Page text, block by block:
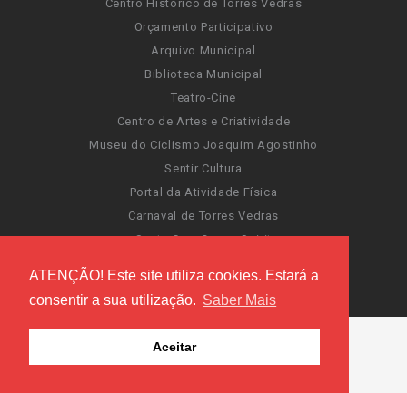
ATENÇÃO! Este site utiliza cookies. Estará a
consentir a sua utilização. Saber Mais
Aceitar
Centro Histórico de Torres Vedras
Orçamento Participativo
Arquivo Municipal
Biblioteca Municipal
Teatro-Cine
Centro de Artes e Criatividade
Museu do Ciclismo Joaquim Agostinho
Sentir Cultura
Portal da Atividade Física
Carnaval de Torres Vedras
Santa Cruz Ocean Spirit